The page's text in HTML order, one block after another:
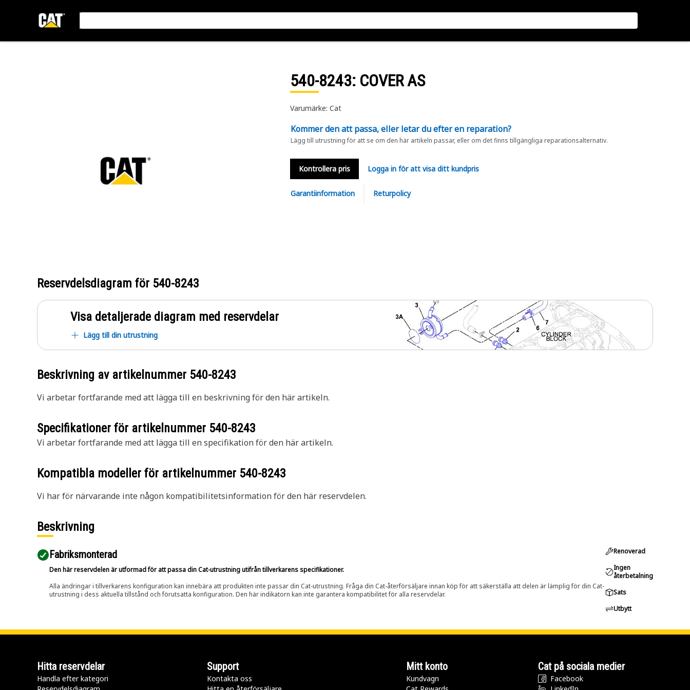
540-8243: COVER AS
Varumärke: Cat
Kommer den att passa, eller letar du efter en reparation?
Lägg till utrustning för att se om den här artikeln passar, eller om det finns tillgängliga reparationsalternativ.
Kontrollera pris Logga in för att visa ditt kundpris
Garantiinformation Returpolicy
Reservdelsdiagram för 540-8243
Visa detaljerade diagram med reservdelar
Lägg till din utrustning
Beskrivning av artikelnummer 540-8243
Vi arbetar fortfarande med att lägga till en beskrivning för den här artikeln.
Specifikationer för artikelnummer 540-8243
Vi arbetar fortfarande med att lägga till en specifikation för den här artikeln.
Kompatibla modeller för artikelnummer 540-8243
Vi har för närvarande inte någon kompatibilitetsinformation för den här reservdelen.
Beskrivning
Fabriksmonterad
Den här reservdelen är utformad för att passa din Cat-utrustning utifrån tillverkarens specifikationer.
Alla ändringar i tillverkarens konfiguration kan innebära att produkten inte passar din Cat-utrustning. Fråga din Cat-återförsäljare innan köp för att säkerställa att delen är lämplig för din Cat-
utrustning i dess aktuella tillstånd och förutsatta konfiguration. Den här indikatorn kan inte garantera kompatibilitet för alla reservdelar.
Renoverad
Ingen
återbetalning
Sats
Utbytt
Hitta reservdelar
Handla efter kategori
Support
Kontakta oss
Mitt konto
Kundvagn
Cat på sociala medier
Facebook